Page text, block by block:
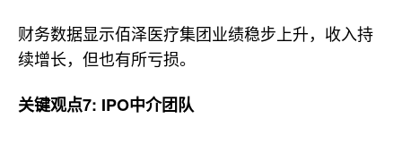
财务数据显示佰泽医疗集团业绩稳步上升，收入持
续增长，但也有所亏损。
关键观点7: IPO中介团队